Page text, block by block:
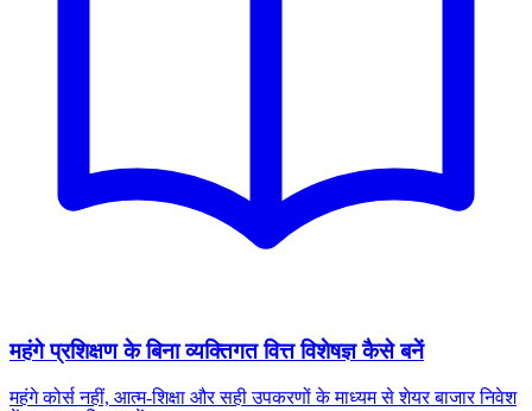
महंगे प्रशिक्षण के बिना व्यक्तिगत वित्त विशेषज्ञ कैसे बनें
महंगे कोर्स नहीं, आत्म-शिक्षा और सही उपकरणों के माध्यम से शेयर बाजार निवेश